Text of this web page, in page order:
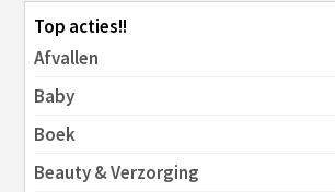
Top acties!!
Afvallen
Baby
Boek
Beauty & Verzorging